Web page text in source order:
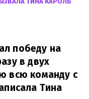
победу на
в двух
всю команду с
Тина